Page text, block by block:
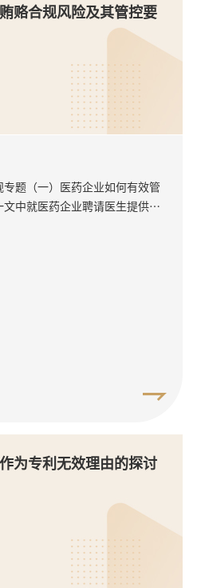
赂合规风险及其管控要
专题（一）医药企业如何有效管
中就医药企业聘请医生提供讲
为专利无效理由的探讨